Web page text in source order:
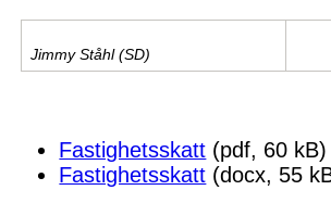
Jimmy Ståhl (SD)
Fastighetsskatt (pdf, 60 kB)
Fastighetsskatt (docx, 55